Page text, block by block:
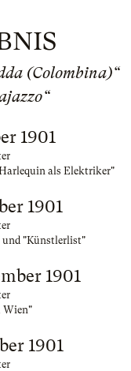
(Colombina)“
1901
als Elektriker"
1901
und "Künstlerlist"
1901
Wien"
1901